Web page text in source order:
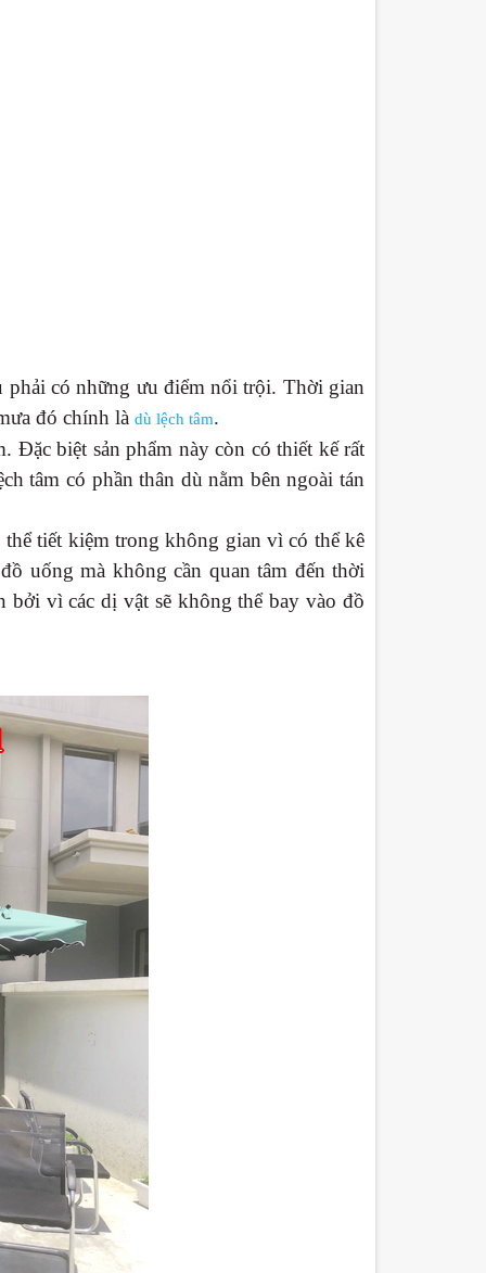
phải có những ưu điểm nổi trội. Thời gian
đó chính là dù lệch tâm.
Đặc biệt sản phẩm này còn có thiết kế rất
tâm có phần thân dù nằm bên ngoài tán
tiết kiệm trong không gian vì có thể kê
uống mà không cần quan tâm đến thời
bởi vì các dị vật sẽ không thể bay vào đồ